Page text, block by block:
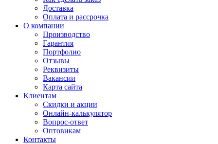
Доставка
Оплата и рассрочка
О компании
Производство
Гарантия
Портфолио
Отзывы
Реквизиты
Вакансии
Карта сайта
Клиентам
Скидки и акции
Онлайн-калькулятор
Вопрос-ответ
Оптовикам
Контакты